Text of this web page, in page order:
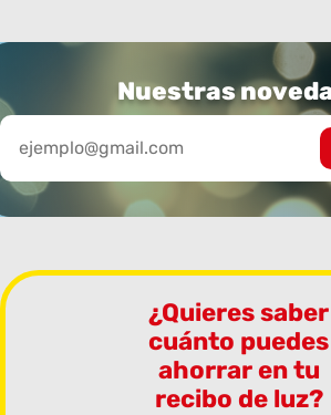
Nuestras
¿Quieres saber
cuánto puedes
ahorrar en tu
recibo de luz?